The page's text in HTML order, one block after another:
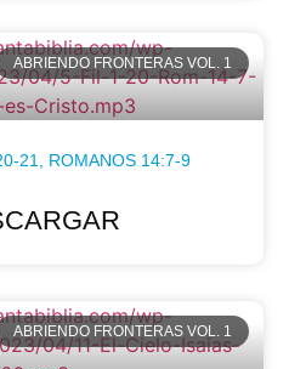
ABRIENDO FRONTERAS VOL. 1
21, ROMANOS 14:7-9
ABRIENDO FRONTERAS VOL. 1